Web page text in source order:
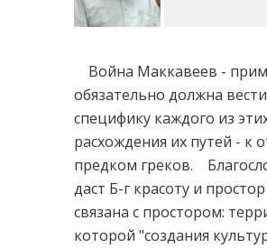
Война Маккавеев -
обязательно должна
специфику каждого из
расхождения их путей -
предком греков.
даст Б-г красоту и
связана с простором:
которой "создания